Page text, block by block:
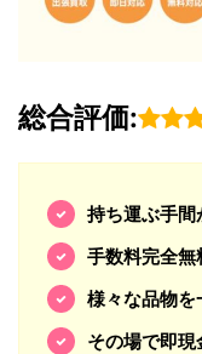
総合評価:
持ち運ぶ手間
手数料完全無
様々な品物を
その場で即現